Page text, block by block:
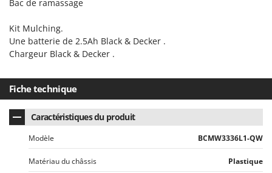
Bac de ramassage
Kit Mulching.
Une batterie de 2.5Ah Black & Decker .
Chargeur Black & Decker .
Fiche technique
Caractéristiques du produit
Modèle BCMW3336L1-QW
Matériau du châssis Plastique